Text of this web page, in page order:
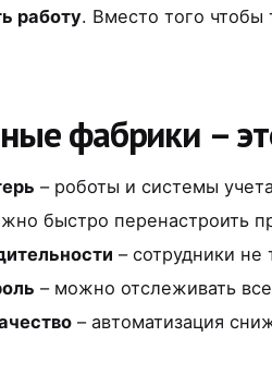
работу. Вместо того чтобы
фабрики –
– роботы и системы
быстро перенастроить
– сотрудники не
– можно отслеживать
– автоматизация